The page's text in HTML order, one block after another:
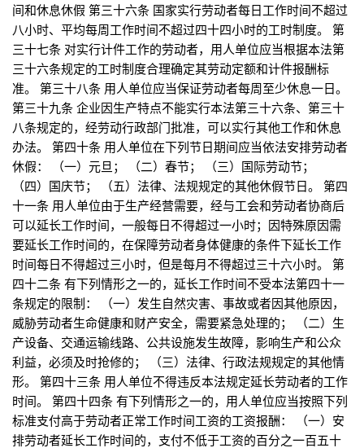
间和休息休假 第三十六条 国家实行劳动者每日工作时间不超过
八小时、平均每周工作时间不超过四十四小时的工时制度。 第
三十七条 对实行计件工作的劳动者，用人单位应当根据本法第
三十六条规定的工时制度合理确定其劳动定额和计件报酬标
准。 第三十八条 用人单位应当保证劳动者每周至少休息一日。
第三十九条 企业因生产特点不能实行本法第三十六条、第三十
八条规定的，经劳动行政部门批准，可以实行其他工作和休息
办法。 第四十条 用人单位在下列节日期间应当依法安排劳动者
休假： （一）元旦； （二）春节； （三）国际劳动节；
（四）国庆节； （五）法律、法规规定的其他休假节日。 第四
十一条 用人单位由于生产经营需要，经与工会和劳动者协商后
可以延长工作时间，一般每日不得超过一小时；因特殊原因需
要延长工作时间的，在保障劳动者身体健康的条件下延长工作
时间每日不得超过三小时，但是每月不得超过三十六小时。 第
四十二条 有下列情形之一的，延长工作时间不受本法第四十一
条规定的限制： （一）发生自然灾害、事故或者因其他原因，
威胁劳动者生命健康和财产安全，需要紧急处理的； （二）生
产设备、交通运输线路、公共设施发生故障，影响生产和公众
利益，必须及时抢修的； （三）法律、行政法规规定的其他情
形。 第四十三条 用人单位不得违反本法规定延长劳动者的工作
时间。 第四十四条 有下列情形之一的，用人单位应当按照下列
标准支付高于劳动者正常工作时间工资的工资报酬： （一）安
排劳动者延长工作时间的，支付不低于工资的百分之一百五十